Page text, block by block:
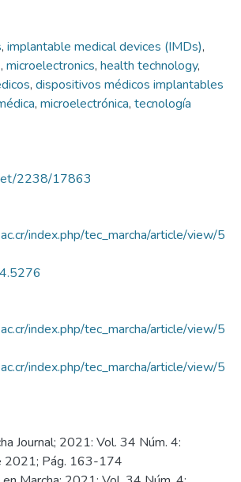
, implantable medical devices (IMDs),
, microelectronics, health technology,
, dispositivos médicos implantables
, microelectrónica, tecnología
2238/17863
index.php/tec_marcha/article/view/5
index.php/tec_marcha/article/view/5
index.php/tec_marcha/article/view/5
Journal; 2021: Vol. 34 Núm. 4:
2021; Pág. 163-174